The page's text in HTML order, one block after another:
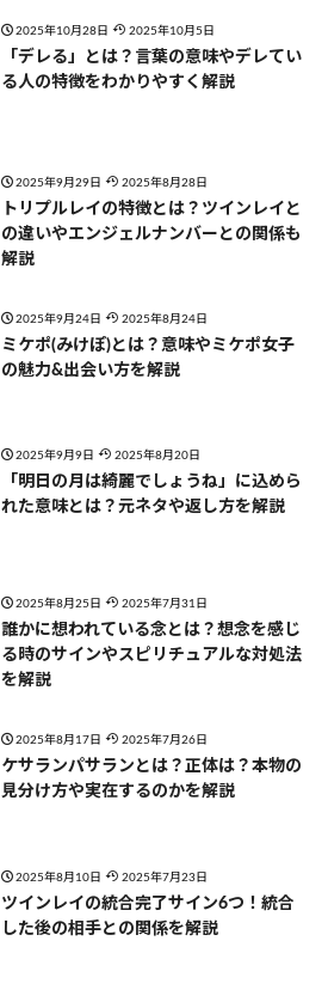
2025年10月28日 2025年10月5日
「デレる」とは？言葉の意味やデレてい
る人の特徴をわかりやすく解説
2025年9月29日 2025年8月28日
トリプルレイの特徴とは？ツインレイと
の違いやエンジェルナンバーとの関係も
解説
2025年9月24日 2025年8月24日
ミケポ(みけぽ)とは？意味やミケポ女子
の魅力&出会い方を解説
2025年9月9日 2025年8月20日
「明日の月は綺麗でしょうね」に込めら
れた意味とは？元ネタや返し方を解説
2025年8月25日 2025年7月31日
誰かに想われている念とは？想念を感じ
る時のサインやスピリチュアルな対処法
を解説
2025年8月17日 2025年7月26日
ケサランパサランとは？正体は？本物の
見分け方や実在するのかを解説
2025年8月10日 2025年7月23日
ツインレイの統合完了サイン6つ！統合
した後の相手との関係を解説